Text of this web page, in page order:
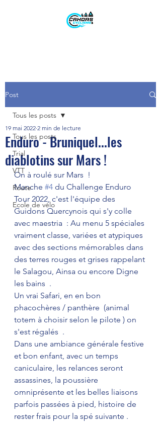
Post
Tous les posts
Trial
VTT
Route
Ecole de vélo
Tous les posts
Enduro - Bruniquel...les
diablotins sur Mars !
19 mai 2022 2 min de lecture
On à roulé sur Mars  !
Manche #4 du Challenge Enduro
Tour 2022, c'est l'équipe des
Guidons Quercynois qui s'y colle
avec maestria  : Au menu 5 spéciales
vraiment classe, variées et atypiques
avec des sections mémorables dans
des terres rouges et grises rappelant
le Salagou, Ainsa ou encore Digne
les bains  .
Un vrai Safari, en en bon
phacochères / panthère  (animal
totem à choisir selon le pilote ) on
s'est régalés  .
Dans une ambiance générale festive
et bon enfant, avec un temps
caniculaire, les relances seront
assassines, la poussière
omniprésente et les belles liaisons
parfois passées à pied, histoire de
rester frais pour la spé suivante .